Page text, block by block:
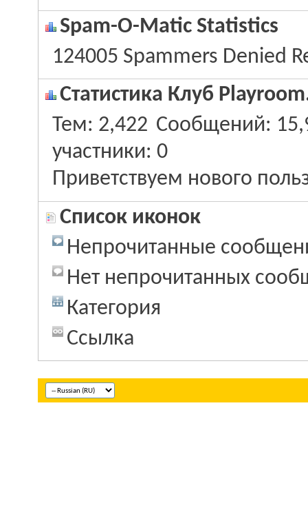
Spam-O-Matic Statistics
124005 Spammers Denied
Статистика Клуб
Тем 2,422 Сообщений
участники 0
Приветствуем нового
Список иконок
Непрочитанные
Нет непрочитанных
Категория
Ссылка